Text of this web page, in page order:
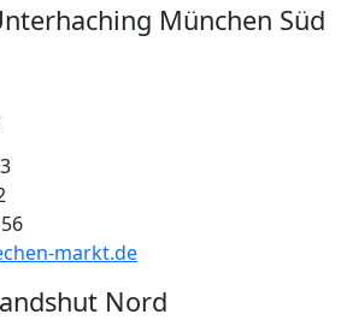
München Süd
markt.de
Nord